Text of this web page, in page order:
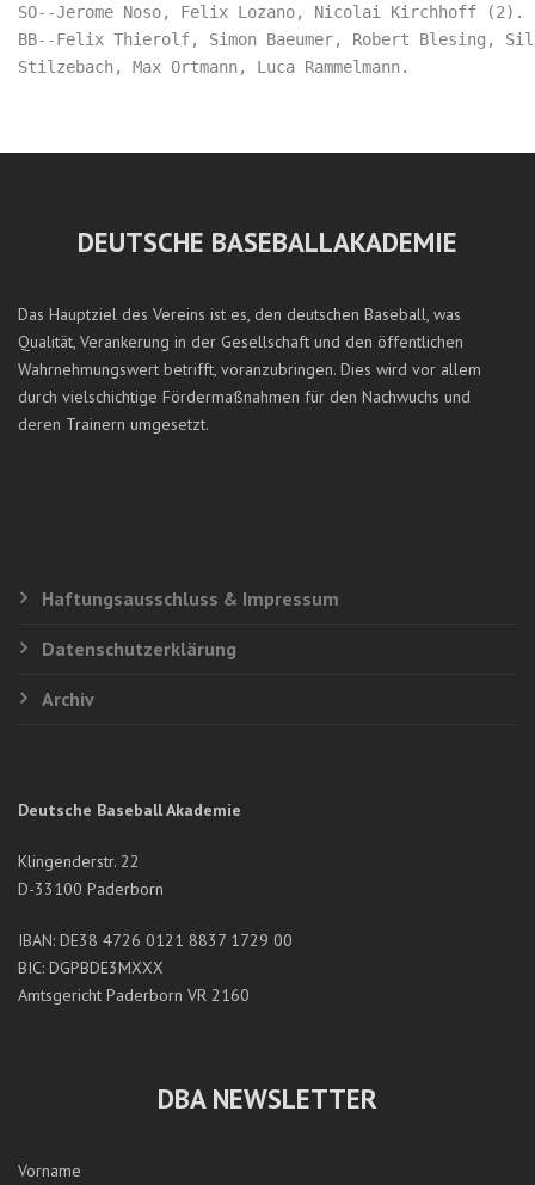
SO--Jerome Noso, Felix Lozano, Nicolai Kirchhoff (2).
BB--Felix Thierolf, Simon Baeumer, Robert Blesing,
Stilzebach, Max Ortmann, Luca Rammelmann.
DEUTSCHE BASEBALLAKADEMIE
Das Hauptziel des Vereins ist es, den deutschen Baseball, was
Qualität, Verankerung in der Gesellschaft und den öffentlichen
Wahrnehmungswert betrifft, voranzubringen. Dies wird vor allem
durch vielschichtige Fördermaßnahmen für den Nachwuchs und
deren Trainern umgesetzt.
Haftungsausschluss & Impressum
Datenschutzerklärung
Archiv
Deutsche Baseball Akademie
Klingenderstr. 22
D-33100 Paderborn
IBAN: DE38 4726 0121 8837 1729 00
BIC: DGPBDE3MXXX
Amtsgericht Paderborn VR 2160
DBA NEWSLETTER
Vorname